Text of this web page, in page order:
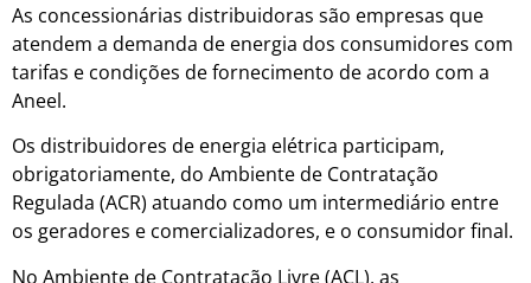
As concessionárias distribuidoras são empresas que
atendem a demanda de energia dos consumidores com
tarifas e condições de fornecimento de acordo com a
Aneel.
Os distribuidores de energia elétrica participam,
obrigatoriamente, do Ambiente de Contratação
Regulada (ACR) atuando como um intermediário entre
os geradores e comercializadores, e o consumidor final.
No Ambiente de Contratação Livre (ACL), as